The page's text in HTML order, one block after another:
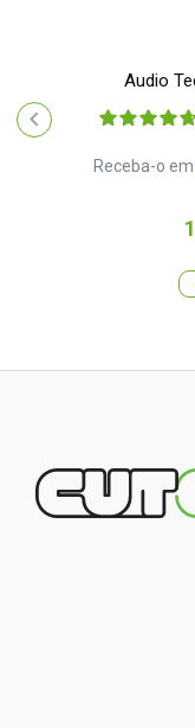
Audio
Receba-o em: